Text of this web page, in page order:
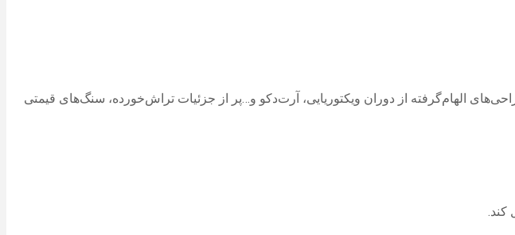
الهام‌گرفته از دوران ویکتوریایی، آرت‌دکو و…پر از جزئیات تراش‌خورده، سنگ‌های قیمتی
کند.